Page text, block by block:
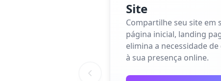
Site
Compartilhe seu site em
página inicial, landing
elimina a necessidade
à sua presença online.